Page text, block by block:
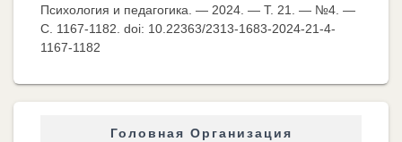
Психология и педагогика. — 2024. — Т. 21. — №4. —
C. 1167-1182. doi: 10.22363/2313-1683-2024-21-4-
1167-1182
Головная Организация